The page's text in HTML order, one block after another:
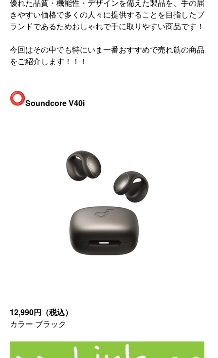
優れた品質・機能性・デザインを備えた製品を、 手の届
きやすい価格で多くの人々に提供することを目指したブ
ラン ドであるためおしゃれで手に取りやすい商品です！
今回はその中でも特にいま一番おすすめで売れ筋の商品
をご紹介し ます！！！
Soundcore V40i
12,990円（税込）
カラー ブラック